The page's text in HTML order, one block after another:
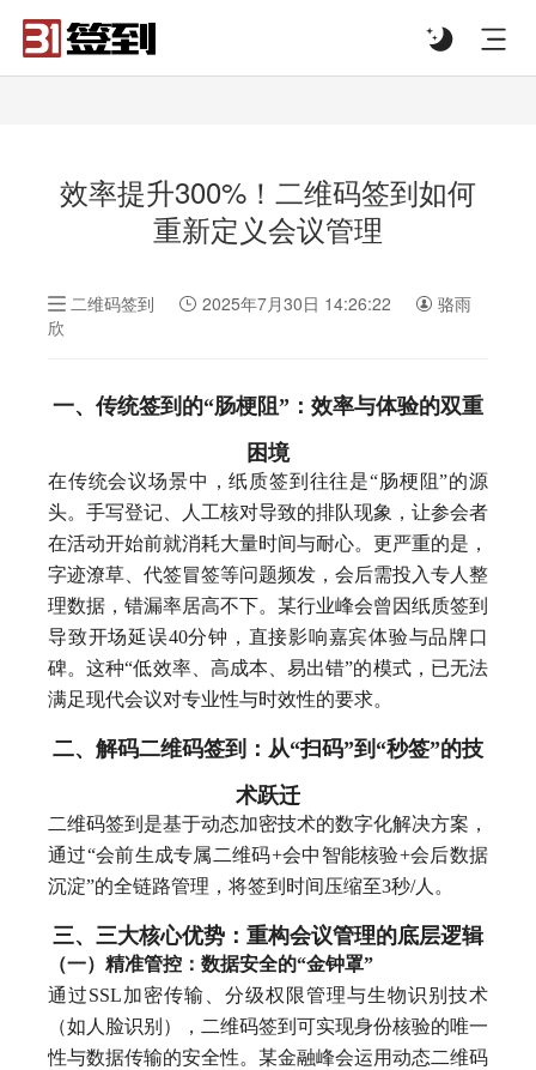
效率提升300%！二维码签到如何
重新定义会议管理
二维码签到 2025年7月30日 14:26:22
骆雨
欣
一、传统签到的“肠梗阻”：效率与体验的双重
困境
在传统会议场景中，纸质签到往往是“肠梗阻”的源
头。手写登记、人工核对导致的排队现象，让参会者
在活动开始前就消耗大量时间与耐心。更严重的是，
字迹潦草、代签冒签等问题频发，会后需投入专人整
理数据，错漏率居高不下。某行业峰会曾因纸质签到
导致开场延误40分钟，直接影响嘉宾体验与品牌口
碑。这种“低效率、高成本、易出错”的模式，已无法
满足现代会议对专业性与时效性的要求。
二、解码二维码签到：从“扫码”到“秒签”的技
术跃迁
二维码签到是基于动态加密技术的数字化解决方案，
通过“会前生成专属二维码+会中智能核验+会后数据
沉淀”的全链路管理，将签到时间压缩至3秒/人。
三、三大核心优势：重构会议管理的底层逻辑
（一）精准管控：数据安全的“金钟罩”
通过SSL加密传输、分级权限管理与生物识别技术
（如人脸识别），二维码签到可实现身份核验的唯一
性与数据传输的安全性。某金融峰会运用动态二维码